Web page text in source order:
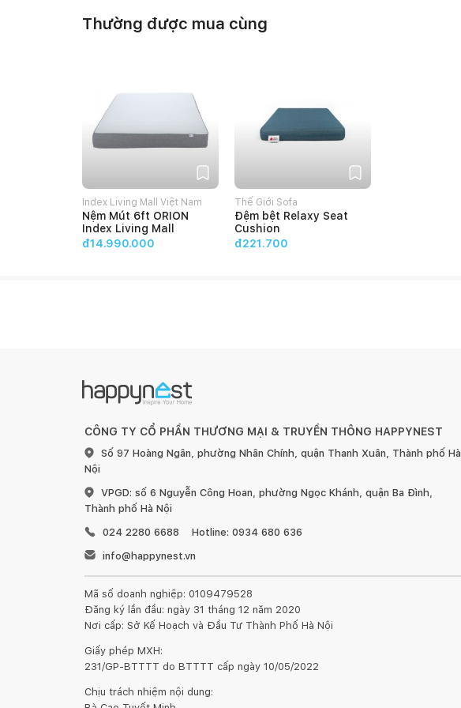
Thường được mua cùng
Index Living Mall Việt Nam
Nệm Mút 6ft ORION
Index Living Mall
đ14.990.000
Thế Giới Sofa
Đệm bệt Relaxy Seat
Cushion
đ221.700
CÔNG TY CỔ PHẦN THƯƠNG MẠI & TRUYỀN THÔNG HAPPYNEST
Số 97 Hoàng Ngân, phường Nhân Chính, quận Thanh Xuân, Thành phố Hà
Nội
VPGD: số 6 Nguyễn Công Hoan, phường Ngọc Khánh, quận Ba Đình,
Thành phố Hà Nội
024 2280 6688
Hotline: 0934 680 636
info@happynest.vn
Mã số doanh nghiệp: 0109479528
Đăng ký lần đầu: ngày 31 tháng 12 năm 2020
Nơi cấp: Sở Kế Hoạch và Đầu Tư Thành Phố Hà Nội
Giấy phép MXH:
231/GP-BTTTT do BTTTT cấp ngày 10/05/2022
Chịu trách nhiệm nội dung: